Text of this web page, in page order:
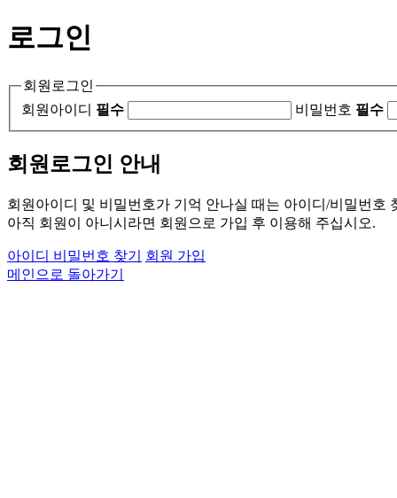
로그인
회원로그인
회원아이디 필수 비밀번호 필수
회원로그인 안내
회원아이디 및 비밀번호가 기억 안나실 때는 아이디/비밀번호
아직 회원이 아니시라면 회원으로 가입 후 이용해 주십시오.
아이디 비밀번호 찾기
회원 가입
메인으로 돌아가기